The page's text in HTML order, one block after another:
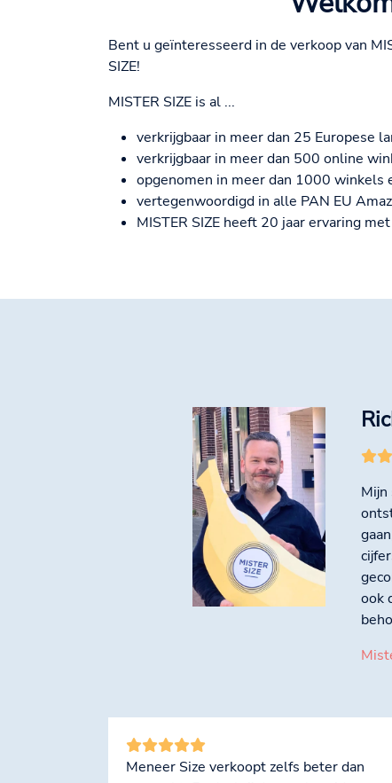
Bent u geïnteresseerd in de verkoop van
SIZE!
MISTER SIZE is al ...
verkrijgbaar in meer dan 25 Europese
verkrijgbaar in meer dan 500 online
opgenomen in meer dan 1000
vertegenwoordigd in alle PAN EU
MISTER SIZE heeft 20 jaar ervaring
Mijn
ook
Meneer Size verkoopt zelfs beter dan